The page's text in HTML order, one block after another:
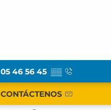
05 46 56 45 ▒▒
CONTÁCTENOS